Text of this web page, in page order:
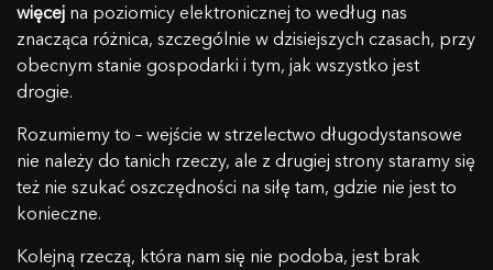
więcej na poziomicy elektronicznej to według nas
znacząca różnica, szczególnie w dzisiejszych czasach, przy
obecnym stanie gospodarki i tym, jak wszystko jest
drogie.
Rozumiemy to – wejście w strzelectwo długodystansowe
nie należy do tanich rzeczy, ale z drugiej strony staramy się
też nie szukać oszczędności na siłę tam, gdzie nie jest to
konieczne.
Kolejną rzeczą, która nam się nie podoba, jest brak